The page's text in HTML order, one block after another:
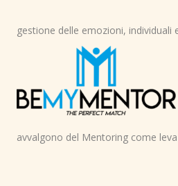
gestione delle emozioni, individuali
avvalgono del Mentoring come